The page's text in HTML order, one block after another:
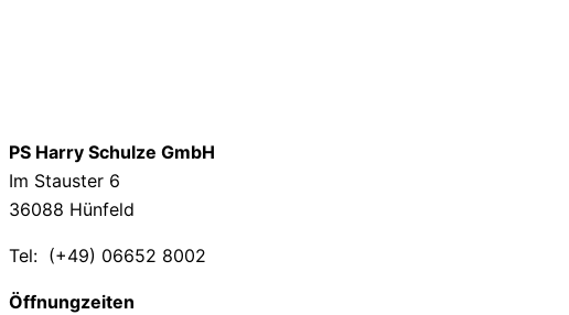
PS Harry Schulze GmbH
Im Stauster 6
36088 Hünfeld
Tel: (+49) 06652 8002
Öffnungzeiten